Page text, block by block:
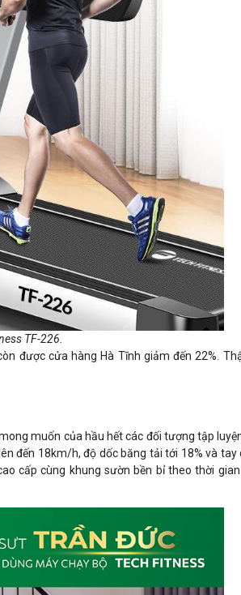
TF-226.
được cửa hàng Hà Tĩnh giảm đến 22%.
muốn của hầu hết các đối tượng tập
đến 18km/h, độ dốc băng tải tới 18% và tay
cấp cùng khung sườn bền bỉ theo thời